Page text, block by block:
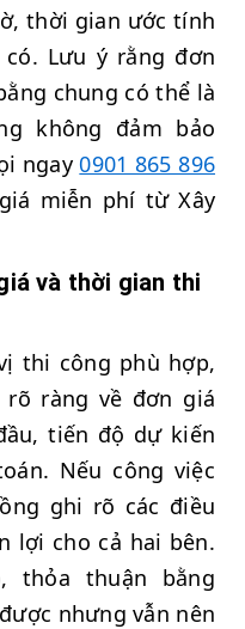
thời gian ước tính
Lưu ý rằng đơn
chung có thể là
không đảm bảo
ngay0901 865 896
miễn phí từ Xây
và thời gian thi
thi công phù hợp,
ràng về đơn giá
tiến độ dự kiến
Nếu công việc
ghi rõ các điều
lợi cho cả hai bên.
thỏa thuận bằng
nhưng vẫn nên